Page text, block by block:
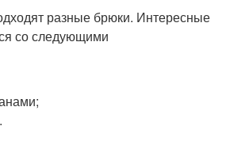
разные брюки. Интересные
со следующими